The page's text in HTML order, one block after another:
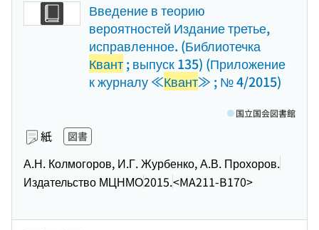
Введение в теорию
вероятностей Издание третье,
исправленное. (Библиотечка
Квант; выпуск 135) (Приложение
к журналу ≪Квант≫ ; № 4/2015)
紙 図書
А.Н. Колмогоров, И.Г. Журбенко, А.В. Прохоров.
Издательство МЦНМО2015.<MA211-B170>
国立国会図書館